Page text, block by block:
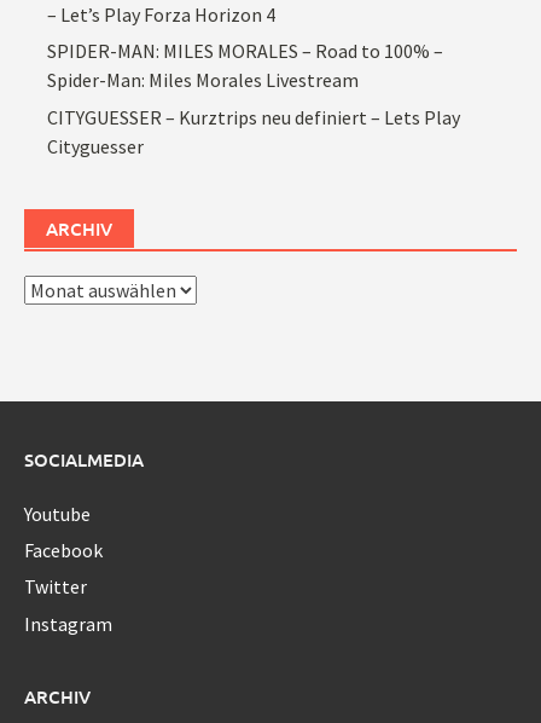
– Let’s Play Forza Horizon 4
SPIDER-MAN: MILES MORALES – Road to 100% –
Spider-Man: Miles Morales Livestream
CITYGUESSER – Kurztrips neu definiert – Lets Play
Cityguesser
ARCHIV
Archiv
SOCIALMEDIA
Youtube
Facebook
Twitter
Instagram
ARCHIV